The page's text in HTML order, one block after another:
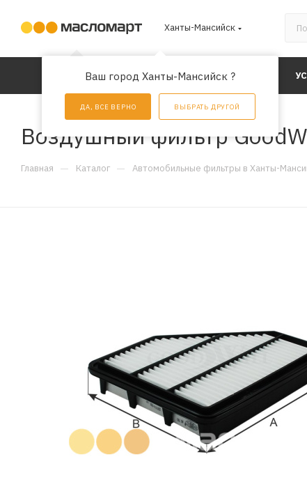
Ханты-Мансийск
Ваш город Ханты-Мансийск ?
ДА, ВСЕ ВЕРНО ВЫБРАТЬ ДРУГОЙ
КАТАЛОГ АКЦИИ
Воздушный фильтр
Главная — Каталог — Автомобильные фильтры в Ханты-